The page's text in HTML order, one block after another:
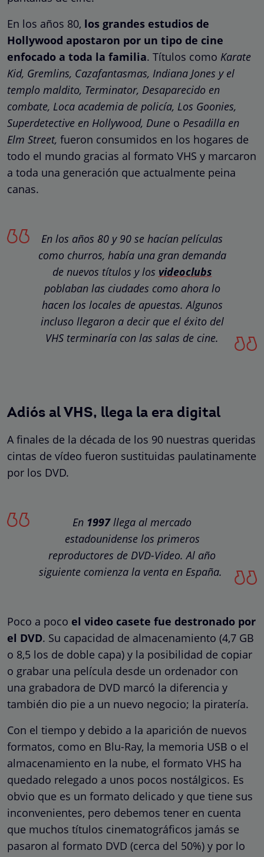
En los años 80, los grandes estudios de
Hollywood apostaron por un tipo de cine
enfocado a toda la familia. Títulos como Karate
Kid, Gremlins, Cazafantasmas, Indiana Jones y el
templo maldito, Terminator, Desaparecido en
combate, Loca academia de policía, Los Goonies,
Superdetective en Hollywood, Dune o Pesadilla en
Elm Street, fueron consumidos en los hogares de
todo el mundo gracias al formato VHS y marcaron
a toda una generación que actualmente peina
canas.
En los años 80 y 90 se hacían películas
como churros, había una gran demanda
de nuevos títulos y los videoclubs
poblaban las ciudades como ahora lo
hacen los locales de apuestas. Algunos
incluso llegaron a decir que el éxito del
VHS terminaría con las salas de cine.
Adiós al VHS, llega la era digital
A finales de la década de los 90 nuestras queridas
cintas de vídeo fueron sustituidas paulatinamente
por los DVD.
En 1997llega al mercado
estadounidense los primeros
reproductores de DVD-Video. Al año
siguiente comienza la venta en España.
Poco a poco el video casete fue destronado por
el DVD. Su capacidad de almacenamiento (4,7 GB
o 8,5 los de doble capa) y la posibilidad de copiar
o grabar una película desde un ordenador con
una grabadora de DVD marcó la diferencia y
también dio pie a un nuevo negocio; la piratería.
Con el tiempo y debido a la aparición de nuevos
formatos, como en Blu-Ray, la memoria USB o el
almacenamiento en la nube, el formato VHS ha
quedado relegado a unos pocos nostálgicos. Es
obvio que es un formato delicado y que tiene sus
inconvenientes, pero debemos tener en cuenta
que muchos títulos cinematográficos jamás se
pasaron al formato DVD (cerca del 50%) y por lo